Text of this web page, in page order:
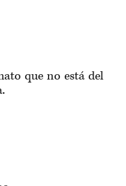
que no está del